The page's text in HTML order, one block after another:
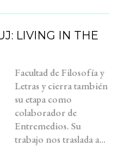
LIVING IN THE
trabajo nos traslada a...